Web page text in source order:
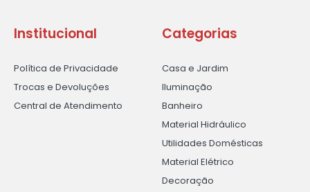
Institucional
Política de Privacidade
Trocas e Devoluções
Central de Atendimento
Categorias
Casa e Jardim
Iluminação
Banheiro
Material Hidráulico
Utilidades Domésticas
Material Elétrico
Decoração